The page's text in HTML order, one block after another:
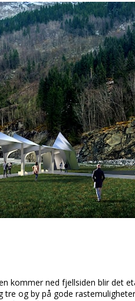
kommer ned fjellsiden blir det
og by på gode